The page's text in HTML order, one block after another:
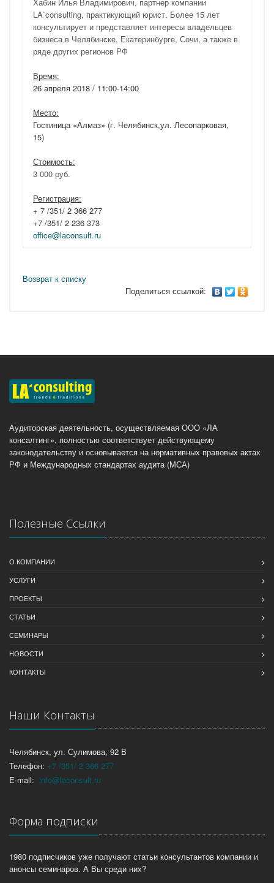
Хабин Илья Владимирович, партнер компании
LA`consulting, практикующий юрист. Более 15 лет
консультирует и представляет интересы владельцев
бизнеса в Челябинске, Екатеринбурге, Сочи, а также в
ряде других регионов РФ
Время:
26 апреля 2018 / 11:00-14:00
Место:
Гостиница «Алмаз» (г. Челябинск,ул. Лесопарковая,
15)
Стоимость:
3 000 руб.
Регистрация:
+ 7 /351/ 2 366 277
+7 /351/ 2 236 373
office@laconsult.ru
Возврат к списку
Поделиться ссылкой:
Аудиторская деятельность, осуществляемая ООО «ЛА
консалтинг», полностью соответствует действующему
законодательству и основывается на нормативных правовых актах
РФ и Международных стандартах аудита (МСА)
Полезные Ссылки
О КОМПАНИИ
УСЛУГИ
ПРОЕКТЫ
СТАТЬИ
СЕМИНАРЫ
НОВОСТИ
КОНТАКТЫ
Наши Контакты
Челябинск, ул. Сулимова, 92 В
Телефон: +7 /351/ 2 366 277
E-mail: info@laconsult.ru
Форма подписки
1980 подписчиков уже получают статьи консультантов компании и
анонсы семинаров. А Вы среди них?